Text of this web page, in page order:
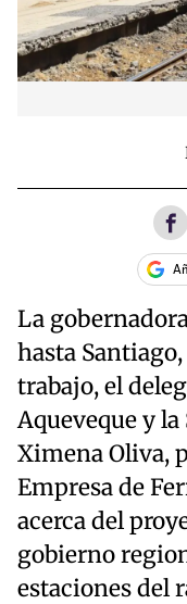
La
hasta
trabajo, el
Aqueveque y
Ximena Oliva,
Empresa de
acerca del
gobierno
estaciones del